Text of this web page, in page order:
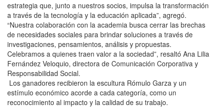
estrategia que, junto a nuestros socios, impulsa la transformación
a través de la tecnología y la educación aplicada”, agregó.
“Nuestra colaboración con la academia busca cerrar las brechas
de necesidades sociales para brindar soluciones a través de
investigaciones, pensamientos, análisis y propuestas.
Celebramos a quienes traen valor a la sociedad”, resaltó Ana Lilia
Fernández Veloquio, directora de Comunicación Corporativa y
Responsabilidad Social.
Los ganadores recibieron la escultura Rómulo Garza y un
estímulo económico acorde a cada categoría, como un
reconocimiento al impacto y la calidad de su trabajo.